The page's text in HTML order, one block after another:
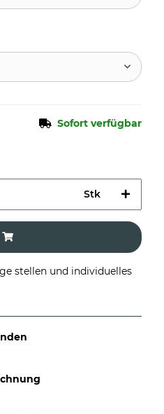
Sofort verfügbar
Stk
stellen und individuelles